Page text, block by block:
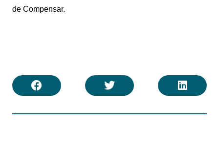
de Compensar.